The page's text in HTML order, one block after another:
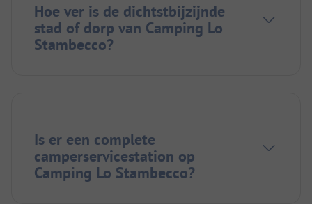
Hoe ver is de dichtstbijzijnde
stad of dorp van Camping Lo
Stambecco?
Is er een complete
camperservicestation op
Camping Lo Stambecco?